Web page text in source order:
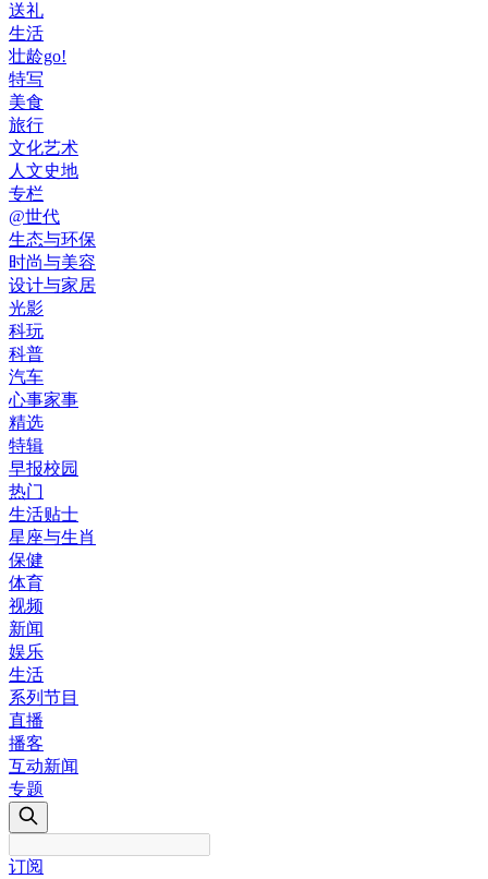
送礼
生活
壮龄go!
特写
美食
旅行
文化艺术
人文史地
专栏
@世代
生态与环保
时尚与美容
设计与家居
光影
科玩
科普
汽车
心事家事
精选
特辑
早报校园
热门
生活贴士
星座与生肖
保健
体育
视频
新闻
娱乐
生活
系列节目
直播
播客
互动新闻
专题
订阅